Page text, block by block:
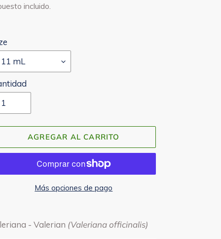
incluido.
AGREGAR AL CARRITO
Más opciones de pago
- Valerian (Valeriana officinalis)